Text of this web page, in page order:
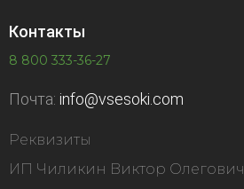
Контакты
8 800 333-36-27
Почта: info@vsesoki.com
Реквизиты
ИП Чиликин Виктор Олегович